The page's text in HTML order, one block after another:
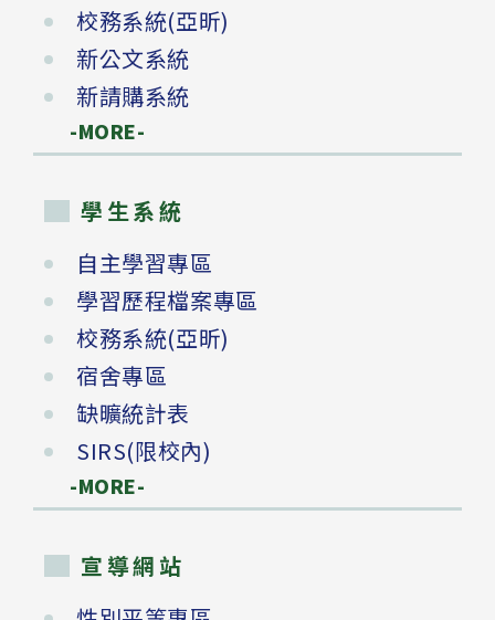
校務系統(亞昕)
新公文系統
新請購系統
-MORE-
學生系統
自主學習專區
學習歷程檔案專區
校務系統(亞昕)
宿舍專區
缺曠統計表
SIRS(限校內)
-MORE-
宣導網站